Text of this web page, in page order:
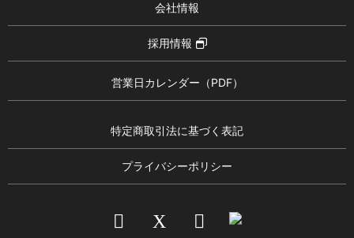
会社情報
採用情報
営業日カレンダー（PDF）
特定商取引法に基づく表記
プライバシーポリシー